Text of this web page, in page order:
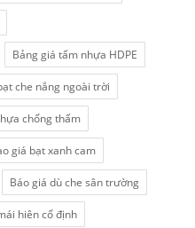
Bảng giá tấm nhựa HDPE
che nắng ngoài trời
chống thấm
giá bạt xanh cam
Báo giá dù che sân trường
hiên cố định